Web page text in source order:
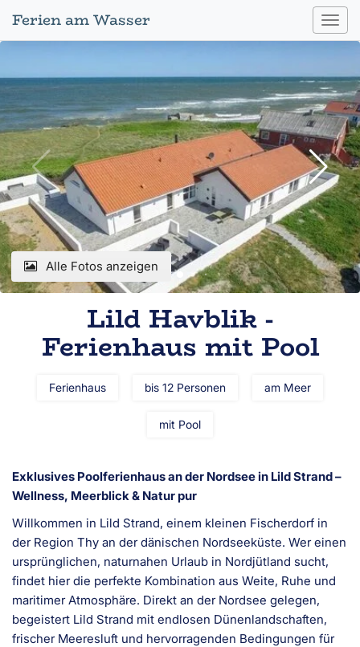
Ferien am Wasser
Alle Fotos anzeigen
Lild Havblik -
Ferienhaus mit Pool
Ferienhaus bis 12 Personen am Meer
mit Pool
Exklusives Poolferienhaus an der Nordsee in Lild Strand –
Wellness, Meerblick & Natur pur
Willkommen in Lild Strand, einem kleinen Fischerdorf in
der Region Thy an der dänischen Nordseeküste. Wer einen
ursprünglichen, naturnahen Urlaub in Nordjütland sucht,
findet hier die perfekte Kombination aus Weite, Ruhe und
maritimer Atmosphäre. Direkt an der Nordsee gelegen,
begeistert Lild Strand mit endlosen Dünenlandschaften,
frischer Meeresluft und hervorragenden Bedingungen für